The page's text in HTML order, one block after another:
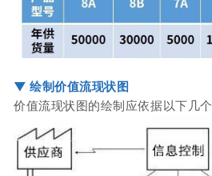
▼ 绘制价值流现状图
价值流现状图的绘制应依据以下几